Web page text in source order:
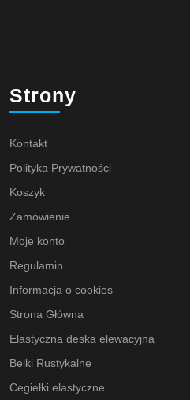
Strony
Kontakt
Polityka Prywatności
Koszyk
Zamówienie
Moje konto
Regulamin
Informacja o cookies
Strona Główna
Elastyczna deska elewacyjna
Belki Rustykalne
Cegiełki elastyczne